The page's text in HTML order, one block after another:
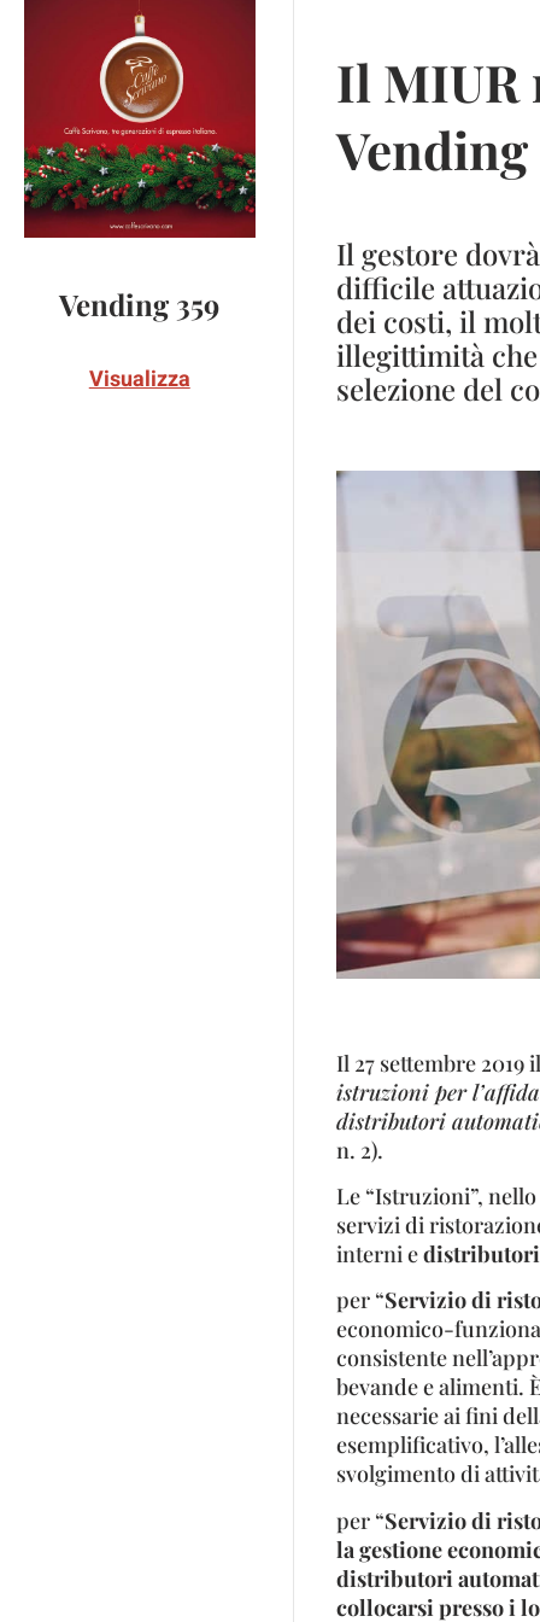
Vending 359
Visualizza
Il MIUR
Il gestore
difficile
dei costi, il
illegittimità
selezione del
Il 27 settembre 2019
istruzioni per
distributori
n. 2).
Le “Istruzioni”,
servizi di
interni e
per “Servizio di
economico-
consistente
bevande e alimenti.
necessarie ai fini
esemplificativo,
svolgimento di
per “Servizio di
la gestione
distributori
collocarsi presso i